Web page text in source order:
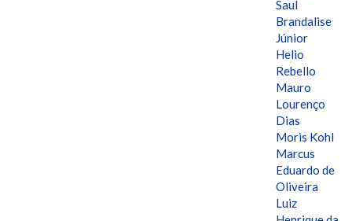
Saul
Brandalise
Júnior
Helio
Rebello
Mauro
Lourenço
Dias
Moris Kohl
Marcus
Eduardo de
Oliveira
Luiz